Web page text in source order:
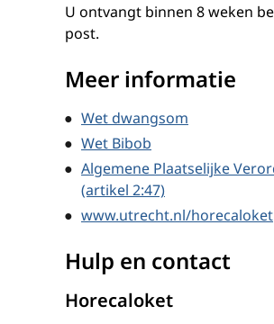
U ontvangt binnen 8 weken
post.
Meer informatie
Wet dwangsom
Wet Bibob
Algemene Plaatselijke
(artikel 2:47)
www.utrecht.nl/horecaloket
Hulp en contact
Horecaloket